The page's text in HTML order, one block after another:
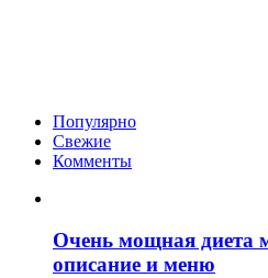
Популярно
Свежие
Комменты
Очень мощная диета
описание и меню